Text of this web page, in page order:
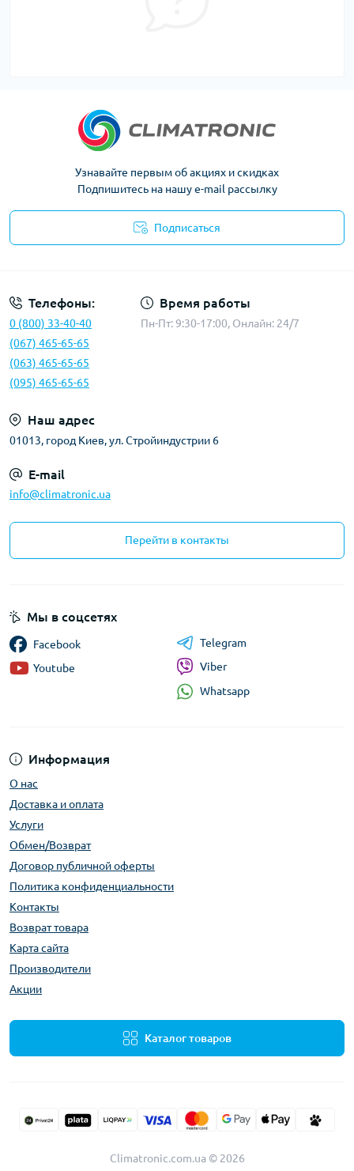
Узнавайте первым об акциях и скидках
Подпишитесь на нашу e-mail рассылку
Подписаться
Телефоны:
0 (800) 33-40-40
(067) 465-65-65
(063) 465-65-65
(095) 465-65-65
Время работы
Пн-Пт: 9:30-17:00, Онлайн: 24/7
Наш адрес
01013, город Киев, ул. Стройиндустрии 6
E-mail
info@climatronic.ua
Перейти в контакты
Информация
О нас
Доставка и оплата
Услуги
Обмен/Возврат
Договор публичной оферты
Политика конфиденциальности
Контакты
Возврат товара
Карта сайта
Производители
Акции
Каталог товаров
Мы в соцсетях
Facebook
Youtube
Telegram
Viber
Whatsapp
Climatronic.com.ua © 2026